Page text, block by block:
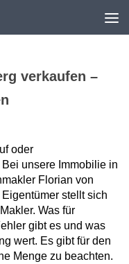
verkaufen –
oder
unsere Immobilie in
Florian von
stellt sich
Was für
gibt es und was
wert. Es gibt für den
Menge zu beachten.